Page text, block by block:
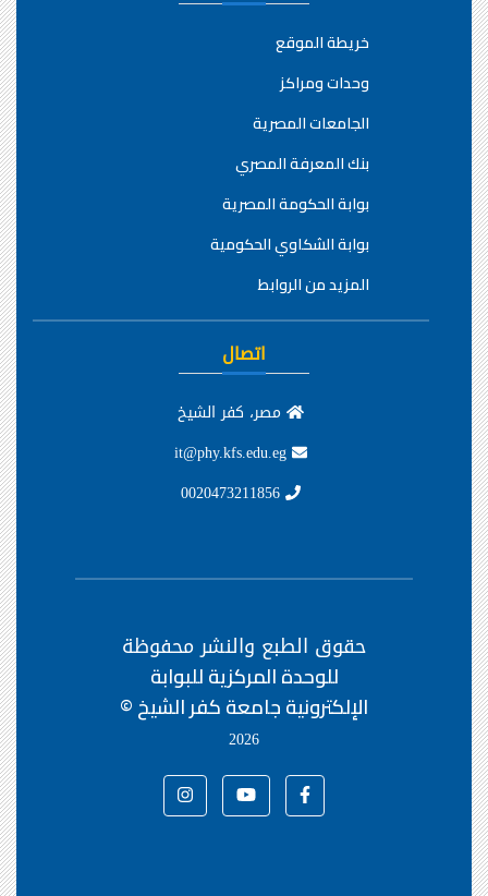
خريطة الموقع
وحدات ومراكز
الجامعات المصرية
بنك المعرفة المصري
بوابة الحكومة المصرية
بوابة الشكاوي الحكومية
المزيد من الروابط
اتصال
مصر، كفر الشيخ
حقوق الطبع والنشر محفوظة
للوحدة المركزية للبوابة
الإلكترونية جامعة كفر الشيخ ©
2026